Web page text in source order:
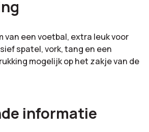
van een voetbal, extra leuk voor
spatel, vork, tang en een
mogelijk op het zakje van de
informatie